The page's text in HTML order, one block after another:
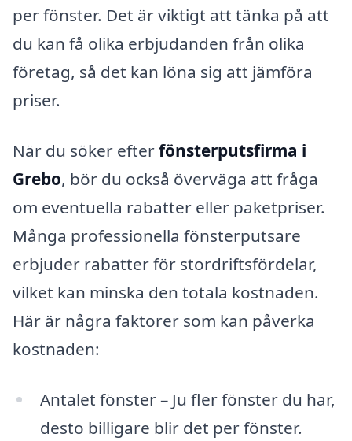
per fönster. Det är viktigt att tänka på att
du kan få olika erbjudanden från olika
företag, så det kan löna sig att jämföra
priser.
När du söker efterfönsterputsfirma i
Grebo, bör du också överväga att fråga
om eventuella rabatter eller paketpriser.
Många professionella fönsterputsare
erbjuder rabatter för stordriftsfördelar,
vilket kan minska den totala kostnaden.
Här är några faktorer som kan påverka
kostnaden:
Antalet fönster – Ju fler fönster du har,
desto billigare blir det per fönster.